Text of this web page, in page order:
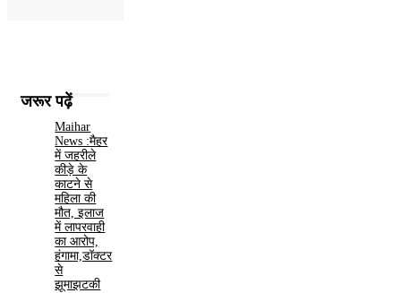
जरूर पढ़ें
Maihar
News :मैहर
में जहरीले
कीड़े के
काटने से
महिला की
मौत, इलाज
में लापरवाही
का आरोप,
हंगामा,डॉक्टर
से
झूमाझटकी